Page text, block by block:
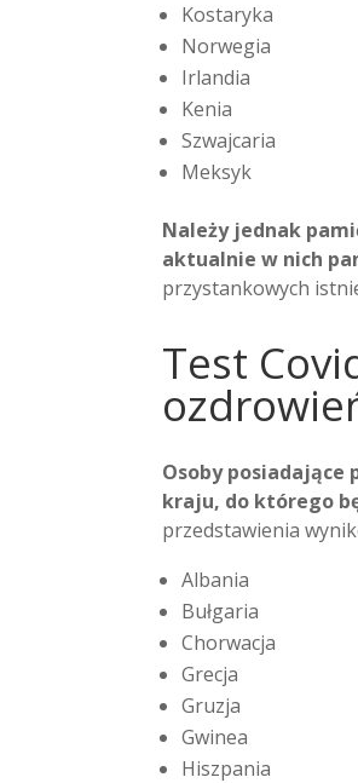
Kostaryka
Norwegia
Irlandia
Kenia
Szwajcaria
Meksyk
Należy jednak
aktualnie w nich
przystankowych
Test
Osoby
kraju, do którego
przedstawienia
Albania
Bułgaria
Chorwacja
Grecja
Gruzja
Gwinea
Hiszpania